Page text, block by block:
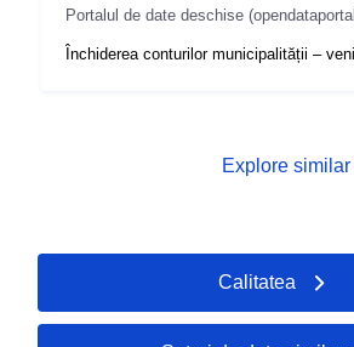
Portalul de date deschise
Închiderea conturilor municipalității –
Explore
Calitatea